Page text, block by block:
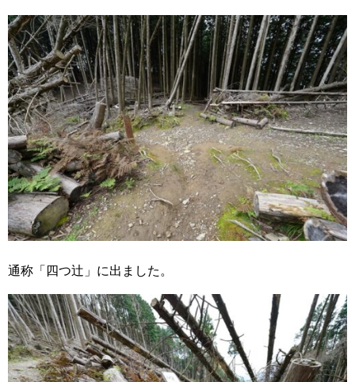
通称「四つ辻」に出ました。